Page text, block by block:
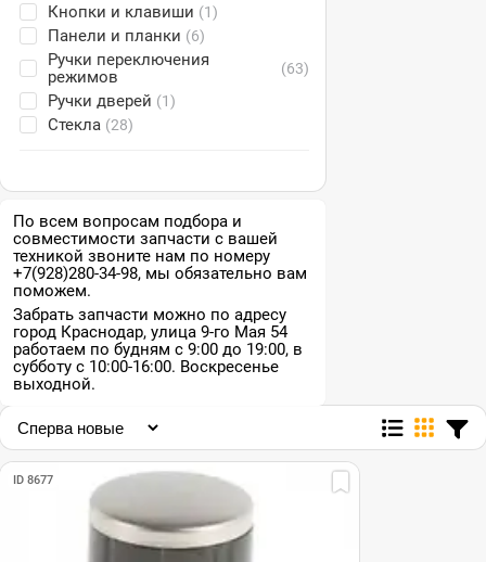
TEKA (1)
Zanussi (1)
Мечта (2)
Кнопки и клавиши (1)
Панели и планки (6)
Ручки переключения
режимов
(63)
Ручки дверей (1)
Стекла (28)
По всем вопросам подбора и
совместимости запчасти с вашей
техникой звоните нам по номеру
+7(928)280-34-98, мы обязательно вам
поможем.
Забрать запчасти можно по адресу
город Краснодар, улица 9-го Мая 54
работаем по будням с 9:00 до 19:00, в
субботу с 10:00-16:00. Воскресенье
выходной.
ID 8677